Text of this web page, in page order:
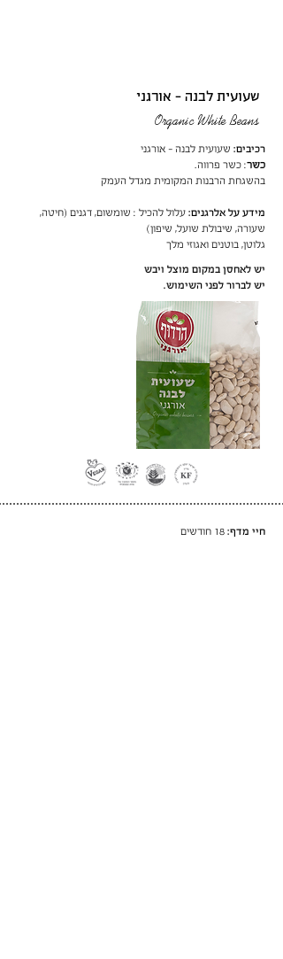
שעועית לבנה - אורגני
Organic White Beans
חיי מדף:
יש לאחסן במקום מוצל ויבש
יש לברור לפני השימוש.
רכיבים: שעועית לבנה - אורגני
כשר: כשר פרווה.
בהשגחת הרבנות המקומית מגדל העמק
מידע על אלרגנים: עלול להכיל : שומשום, דגנים (חיטה,
שעורה, שיבולת שועל, שיפון)
גלוטן, בוטנים ואגוזי מלך